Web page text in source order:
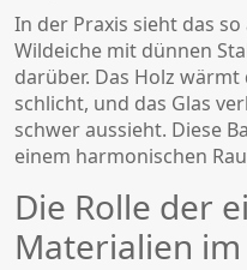
In der Praxis sieht das
Wildeiche mit dünnen
darüber. Das Holz
schlicht, und das Glas
schwer aussieht. Diese
einem harmonischen
Die Rolle der
Materialien